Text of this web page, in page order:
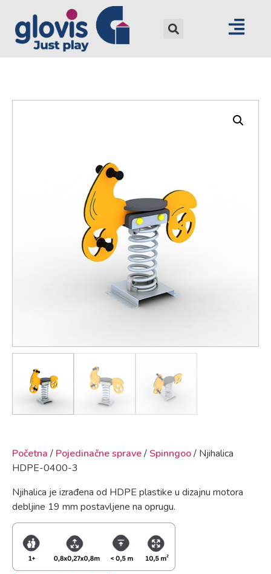
Početna / Pojedinačne sprave/ Spinngoo/ Njihalica
HDPE-0400-3
Njihalica je izrađena od HDPE plastike u dizajnu motora
debljine 19 mm postavljene na oprugu.